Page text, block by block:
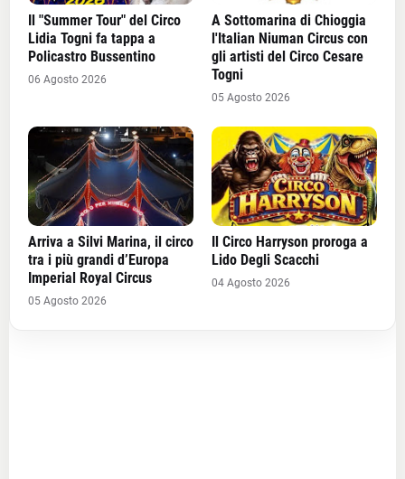
Il "Summer Tour" del Circo
Lidia Togni fa tappa a
Policastro Bussentino
06 Agosto 2026
A Sottomarina di Chioggia
l'Italian Niuman Circus con
gli artisti del Circo Cesare
Togni
05 Agosto 2026
Arriva a Silvi Marina, il circo
tra i più grandi d’Europa
Imperial Royal Circus
05 Agosto 2026
Il Circo Harryson proroga a
Lido Degli Scacchi
04 Agosto 2026